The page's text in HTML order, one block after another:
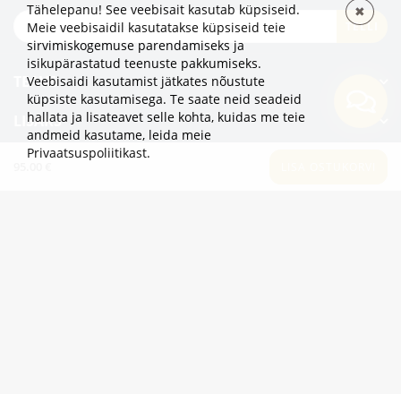
TELLI
TEAVE
LISAKS
KATEGOORIAD
Tähelepanu! See veebisait kasutab küpsiseid.
Meie veebisaidil kasutatakse küpsiseid teie
sirvimiskogemuse parendamiseks ja
isikupärastatud teenuste pakkumiseks.
Veebisaidi kasutamist jätkates nõustute
küpsiste kasutamisega. Te saate neid seadeid
hallata ja lisateavet selle kohta, kuidas me teie
andmeid kasutame, leida meie
Privaatsuspoliitikast.
✖